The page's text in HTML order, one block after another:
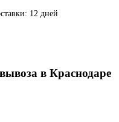
12 дней
в Краснодаре